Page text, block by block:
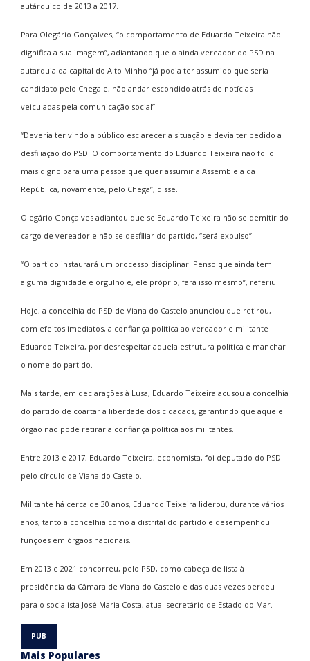
autárquico de 2013 a 2017.
Para Olegário Gonçalves, “o comportamento de Eduardo Teixeira não
dignifica a sua imagem”, adiantando que o ainda vereador do PSD na
autarquia da capital do Alto Minho “já podia ter assumido que seria
candidato pelo Chega e, não andar escondido atrás de notícias
veiculadas pela comunicação social”.
“Deveria ter vindo a público esclarecer a situação e devia ter pedido a
desfiliação do PSD. O comportamento do Eduardo Teixeira não foi o
mais digno para uma pessoa que quer assumir a Assembleia da
República, novamente, pelo Chega”, disse.
Olegário Gonçalves adiantou que se Eduardo Teixeira não se demitir do
cargo de vereador e não se desfiliar do partido, “será expulso”.
“O partido instaurará um processo disciplinar. Penso que ainda tem
alguma dignidade e orgulho e, ele próprio, fará isso mesmo”, referiu.
Hoje, a concelhia do PSD de Viana do Castelo anunciou que retirou,
com efeitos imediatos, a confiança política ao vereador e militante
Eduardo Teixeira, por desrespeitar aquela estrutura política e manchar
o nome do partido.
Mais tarde, em declarações à Lusa, Eduardo Teixeira acusou a concelhia
do partido de coartar a liberdade dos cidadãos, garantindo que aquele
órgão não pode retirar a confiança política aos militantes.
Entre 2013 e 2017, Eduardo Teixeira, economista, foi deputado do PSD
pelo círculo de Viana do Castelo.
Militante há cerca de 30 anos, Eduardo Teixeira liderou, durante vários
anos, tanto a concelhia como a distrital do partido e desempenhou
funções em órgãos nacionais.
Em 2013 e 2021 concorreu, pelo PSD, como cabeça de lista à
presidência da Câmara de Viana do Castelo e das duas vezes perdeu
para o socialista José Maria Costa, atual secretário de Estado do Mar.
Mais Populares